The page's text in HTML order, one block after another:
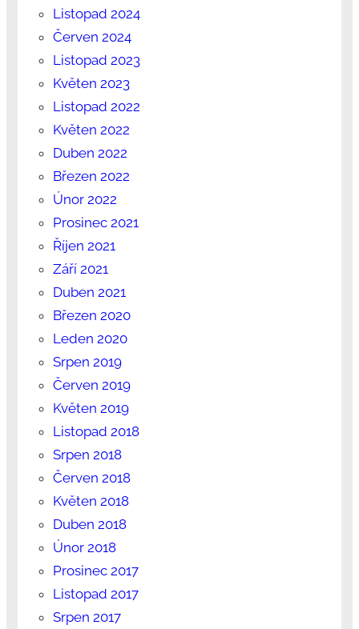
Listopad 2024
Červen 2024
Listopad 2023
Květen 2023
Listopad 2022
Květen 2022
Duben 2022
Březen 2022
Únor 2022
Prosinec 2021
Říjen 2021
Září 2021
Duben 2021
Březen 2020
Leden 2020
Srpen 2019
Červen 2019
Květen 2019
Listopad 2018
Srpen 2018
Červen 2018
Květen 2018
Duben 2018
Únor 2018
Prosinec 2017
Listopad 2017
Srpen 2017